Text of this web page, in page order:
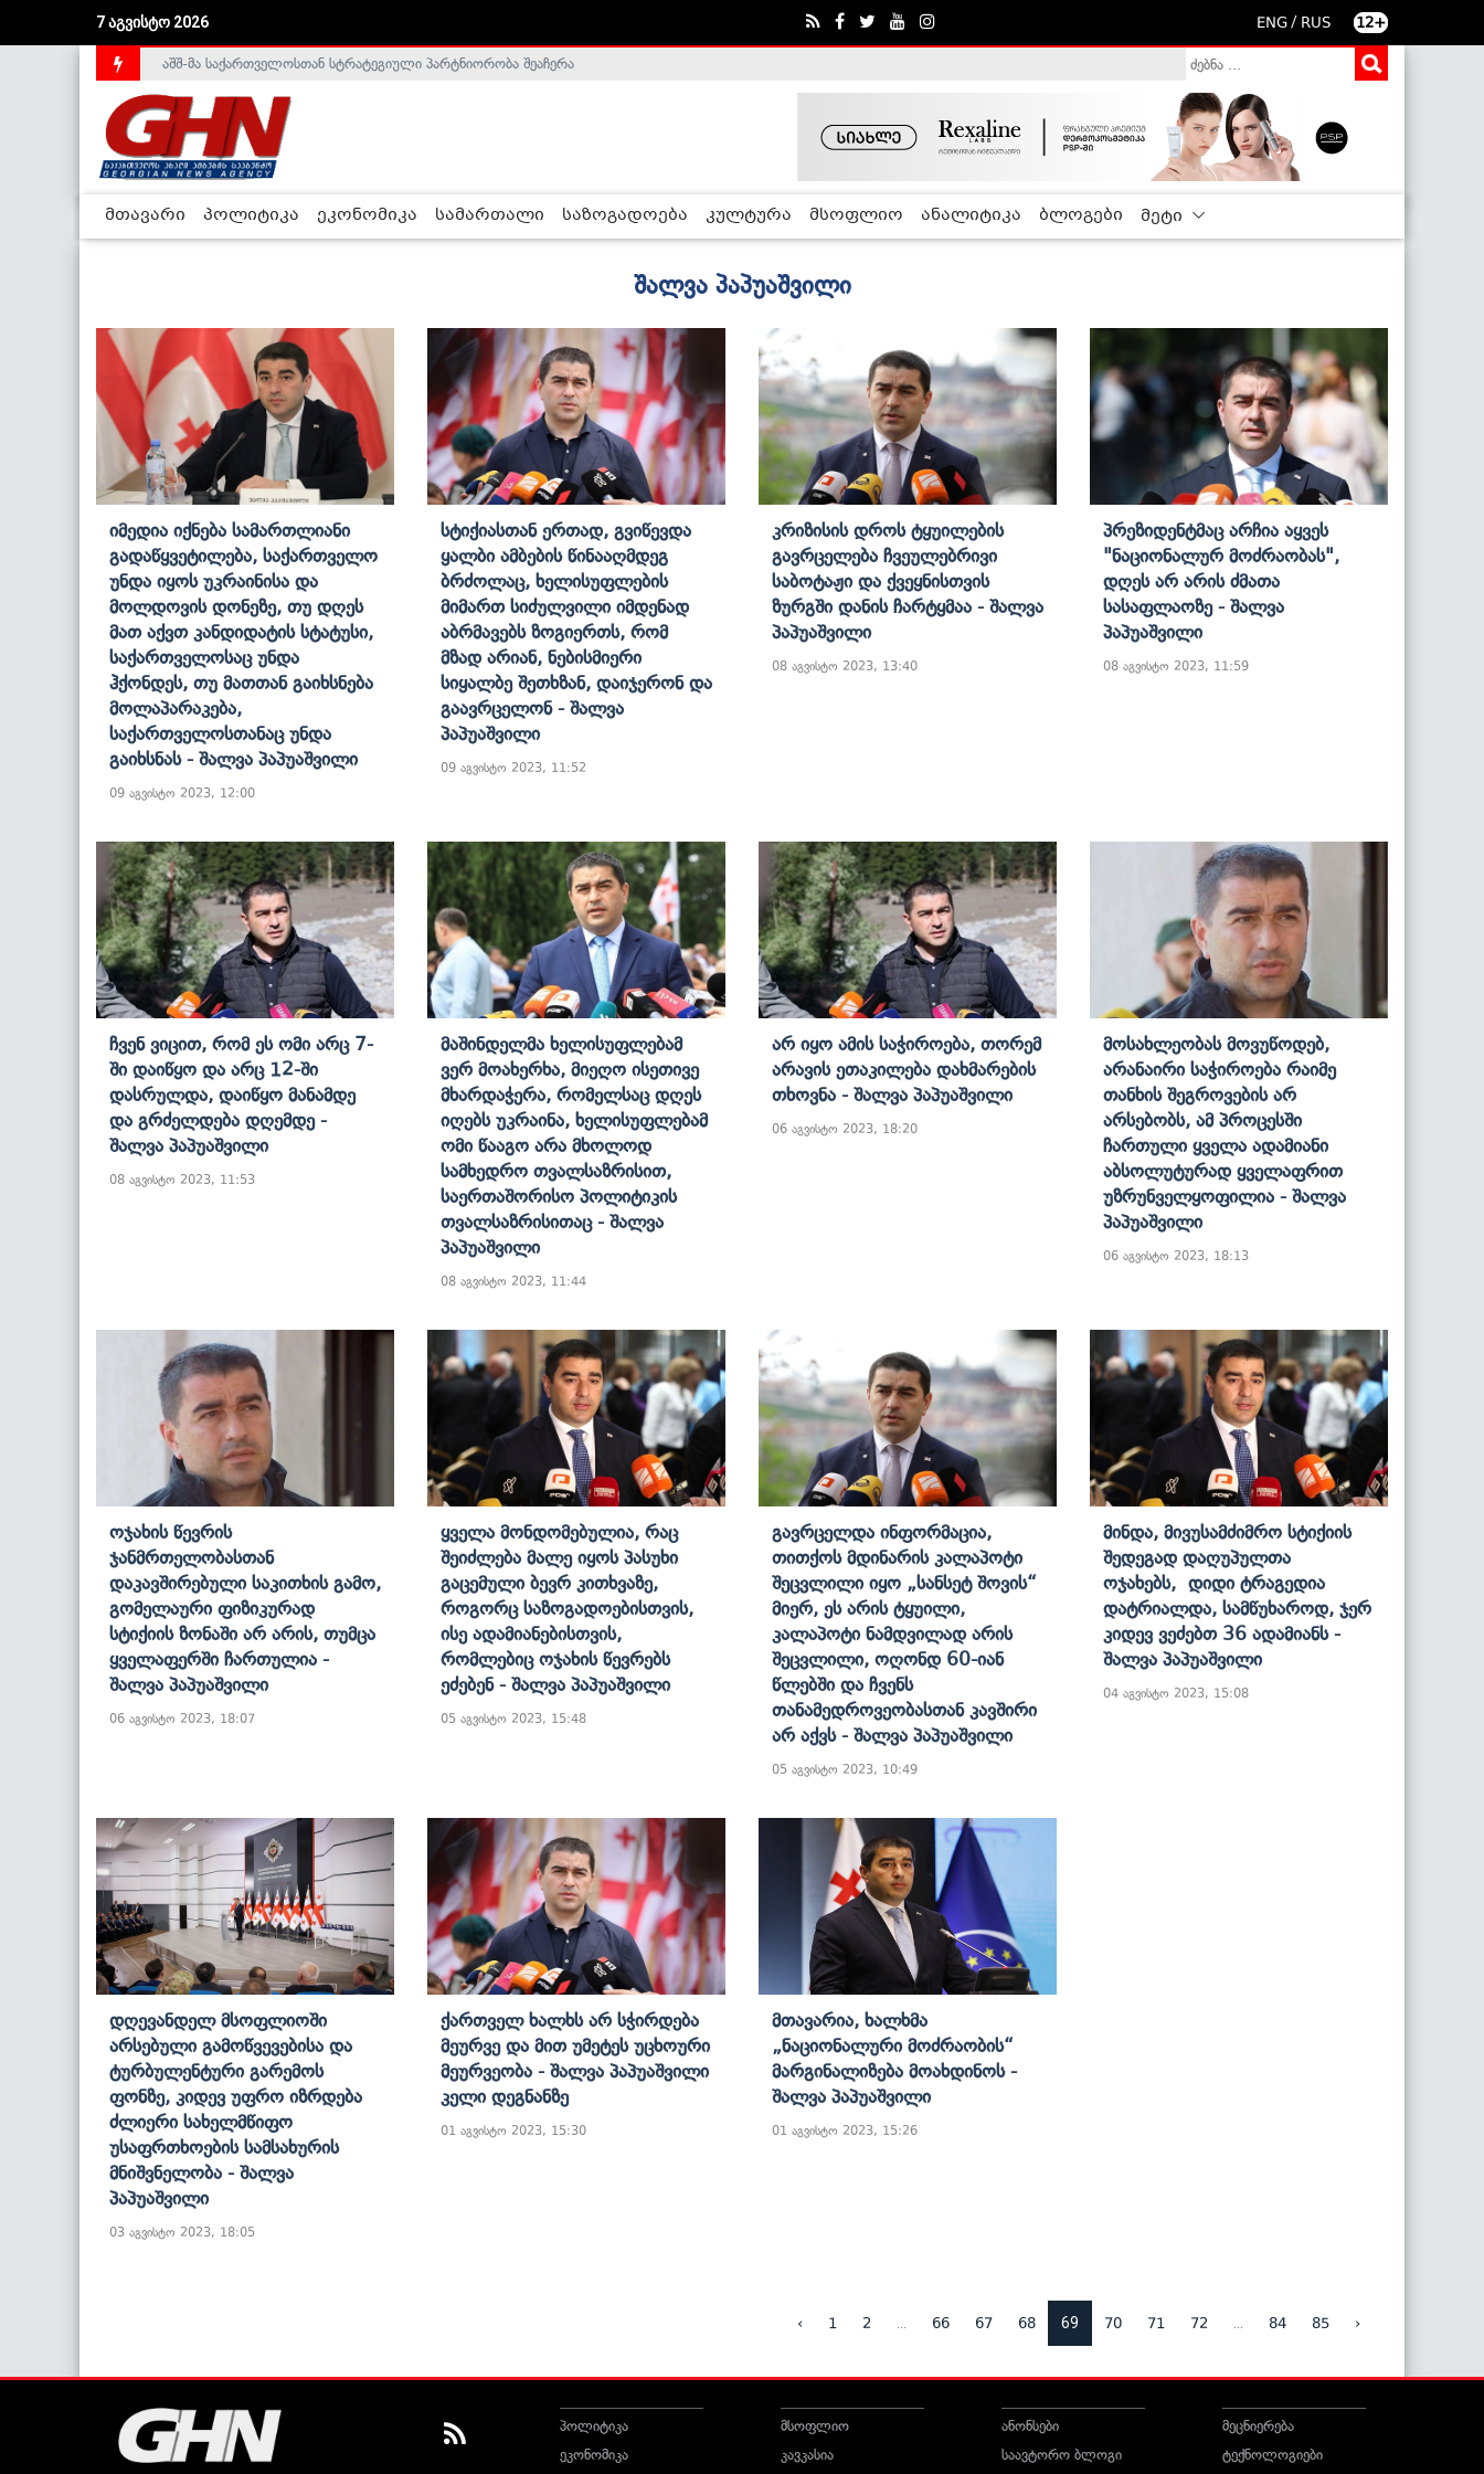
7 აგვისტო 2026 ENG / RUS 12+
აშშ-მა საქართველოსთან სტრატეგიული პარტნიორობა შეაჩერა
მთავარი პოლიტიკა ეკონომიკა სამართალი საზოგადოება კულტურა მსოფლიო ანალიტიკა ბლოგები მეტი
შალვა პაპუაშვილი
Იმედია Იქნება Სამართლიანი
Გადაწყვეტილება, Საქართველო
Უნდა Იყოს Უკრაინისა Და
Მოლდოვის Დონეზე, Თუ Დღეს
Მათ Აქვთ Კანდიდატის Სტატუსი,
Საქართველოსაც Უნდა
Ჰქონდეს, Თუ Მათთან Გაიხსნება
Მოლაპარაკება,
Საქართველოსთანაც Უნდა
Გაიხსნას - Შალვა Პაპუაშვილი
09 აგვისტო 2023, 12:00
Სტიქიასთან Ერთად, Გვიწევდა
Ყალბი Ამბების Წინააღმდეგ
Ბრძოლაც, Ხელისუფლების
Მიმართ Სიძულვილი Იმდენად
Აბრმავებს Ზოგიერთს, Რომ
Მზად Არიან, Ნებისმიერი
Სიყალბე Შეთხზან, Დაიჯერონ Და
Გაავრცელონ - Შალვა
Პაპუაშვილი
09 აგვისტო 2023, 11:52
Კრიზისის Დროს Ტყუილების
Გავრცელება Ჩვეულებრივი
Საბოტაჟი Და Ქვეყნისთვის
Ზურგში Დანის Ჩარტყმაა - Შალვა
Პაპუაშვილი
08 აგვისტო 2023, 13:40
Პრეზიდენტმაც Არჩია Აყვეს
"ნაციონალურ Მოძრაობას",
Დღეს Არ Არის Ძმათა
Სასაფლაოზე - Შალვა
Პაპუაშვილი
08 აგვისტო 2023, 11:59
Ჩვენ Ვიცით, Რომ Ეს Ომი Არც 7-
Ში Დაიწყო Და Არც 12-Ში
Დასრულდა, Დაიწყო Მანამდე
Და Გრძელდება Დღემდე -
Შალვა Პაპუაშვილი
08 აგვისტო 2023, 11:53
Მაშინდელმა Ხელისუფლებამ
Ვერ Მოახერხა, Მიეღო Ისეთივე
Მხარდაჭერა, Რომელსაც Დღეს
Იღებს Უკრაინა, Ხელისუფლებამ
Ომი Წააგო Არა Მხოლოდ
Სამხედრო Თვალსაზრისით,
Საერთაშორისო Პოლიტიკის
Თვალსაზრისითაც - Შალვა
Პაპუაშვილი
08 აგვისტო 2023, 11:44
Არ Იყო Ამის Საჭიროება, Თორემ
Არავის Ეთაკილება Დახმარების
Თხოვნა - Შალვა Პაპუაშვილი
06 აგვისტო 2023, 18:20
Მოსახლეობას Მოვუწოდებ,
Არანაირი Საჭიროება Რაიმე
Თანხის Შეგროვების Არ
Არსებობს, Ამ Პროცესში
Ჩართული Ყველა Ადამიანი
Აბსოლუტურად Ყველაფრით
Უზრუნველყოფილია - Შალვა
Პაპუაშვილი
06 აგვისტო 2023, 18:13
Ოჯახის Წევრის
Ჯანმრთელობასთან
Დაკავშირებული Საკითხის Გამო,
Გომელაური Ფიზიკურად
Სტიქიის Ზონაში Არ Არის, Თუმცა
Ყველაფერში Ჩართულია -
Შალვა Პაპუაშვილი
06 აგვისტო 2023, 18:07
Ყველა Მონდომებულია, Რაც
Შეიძლება Მალე Იყოს Პასუხი
Გაცემული Ბევრ Კითხვაზე,
Როგორც Საზოგადოებისთვის,
Ისე Ადამიანებისთვის,
Რომლებიც Ოჯახის Წევრებს
Ეძებენ - Შალვა Პაპუაშვილი
05 აგვისტო 2023, 15:48
Გავრცელდა Ინფორმაცია,
Თითქოს Მდინარის Კალაპოტი
Შეცვლილი Იყო „სანსეტ Შოვის“
Მიერ, Ეს Არის Ტყუილი,
Კალაპოტი Ნამდვილად Არის
Შეცვლილი, Ოღონდ 60-Იან
Წლებში Და Ჩვენს
Თანამედროვეობასთან Კავშირი
Არ Აქვს - Შალვა Პაპუაშვილი
05 აგვისტო 2023, 10:49
Მინდა, Მივუსამძიმრო Სტიქიის
Შედეგად Დაღუპულთა
Ოჯახებს, Დიდი Ტრაგედია
Დატრიალდა, Სამწუხაროდ, Ჯერ
Კიდევ Ვეძებთ 36 Ადამიანს -
Შალვა Პაპუაშვილი
04 აგვისტო 2023, 15:08
Დღევანდელ Მსოფლიოში
Არსებული Გამოწვევებისა Და
Ტურბულენტური Გარემოს
Ფონზე, Კიდევ Უფრო Იზრდება
Ძლიერი Სახელმწიფო
Უსაფრთხოების Სამსახურის
Მნიშვნელობა - Შალვა
Პაპუაშვილი
03 აგვისტო 2023, 18:05
Ქართველ Ხალხს Არ Სჭირდება
Მეურვე Და Მით Უმეტეს Უცხოური
Მეურვეობა - Შალვა Პაპუაშვილი
Კელი Დეგნანზე
01 აგვისტო 2023, 15:30
Მთავარია, Ხალხმა
„ნაციონალური Მოძრაობის“
Მარგინალიზება Მოახდინოს -
Შალვა Პაპუაშვილი
01 აგვისტო 2023, 15:26
‹ 1 2 66 67 68 69 70 71 72 84 85 ›
პოლიტიკა
ეკონომიკა
მსოფლიო
კავკასია
ანონსები
საავტორო ბლოგი
მეცნიერება
ტექნოლოგიები